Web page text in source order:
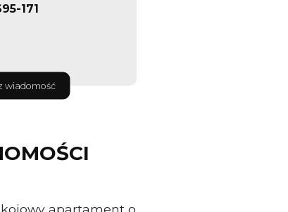
171
wiadomość
apartament o